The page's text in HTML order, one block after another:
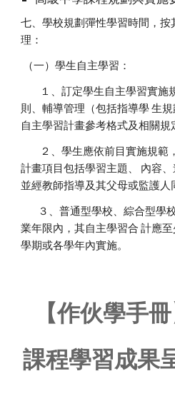
七、學校規劃彈性學習時間，
理：
（一）學生自主學習：
１、訂定學生自主學習實施
則、輔導管理（包括指導學 生
自主學習計畫參考格式及相關規
２、學生應依前目實施規範
計畫項目包括學習主題、 內容
並經教師指導及其父母或監護人
３、普通型學校、綜合型學
業年限內，其自主學習合 計應
學期或各學年內實施。
【作伙學手
課程學習成果